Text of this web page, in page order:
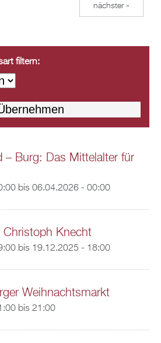
nächster »
filtern:
– Burg: Das Mittelalter für
bis 06.04.2026 - 00:00
Knecht
bis 19.12.2025 - 18:00
Weihnachtsmarkt
bis 21:00